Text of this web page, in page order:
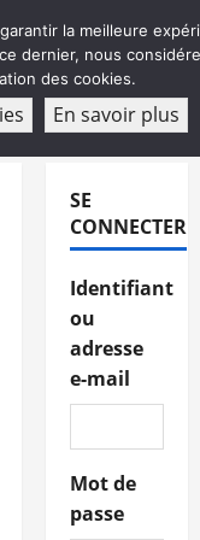
ABONNEMENT
SE
CONNECTER
Identifiant
ou
adresse
e-mail
Mot de
passe
la meilleure
dernier, nous
des cookies.
En savoir plus